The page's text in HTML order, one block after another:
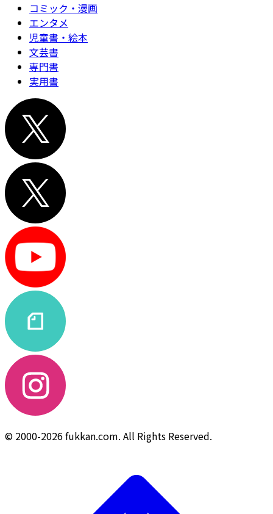
コミック・漫画
エンタメ
児童書・絵本
文芸書
専門書
実用書
© 2000-2026 fukkan.com. All Rights Reserved.